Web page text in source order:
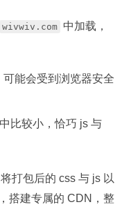
wivwiv.com 中加载，
能会受到浏览器安全
比较小，恰巧 js 与
打包后的 css 与 js 以
搭建专属的 CDN，整